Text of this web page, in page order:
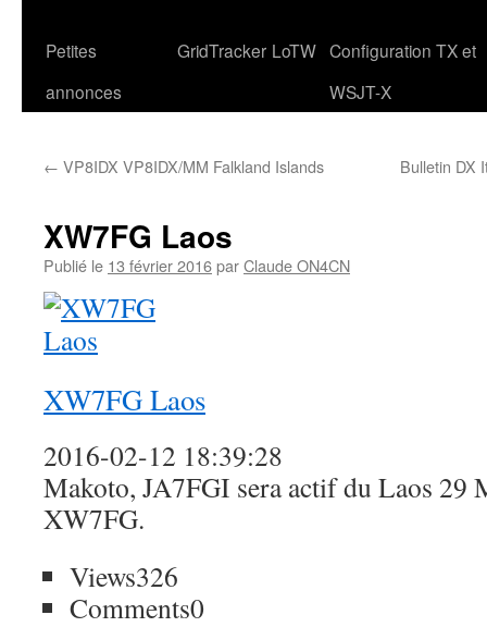
Petites
annonces
GridTracker LoTW Configuration TX et
WSJT-X
← VP8IDX VP8IDX/MM Falkland Islands Bulletin DX
XW7FG Laos
Publié le 13 février 2016parClaude ON4CN
XW7FG Laos
2016-02-12 18:39:28
Makoto, JA7FGI sera actif du Laos 29
XW7FG.
Views326
Comments0